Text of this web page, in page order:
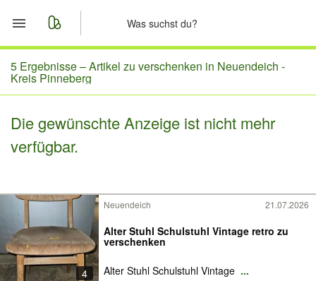
Start
Merkliste
Nachrichten
5 Ergebnisse –Artikel zu verschenken in Neuendeich -
Kreis Pinneberg
Die gewünschte Anzeige ist nicht mehr
verfügbar.
4
Neuendeich 21.07.2026
Alter Stuhl Schulstuhl Vintage retro zu
verschenken
Alter Stuhl Schulstuhl Vintage ...